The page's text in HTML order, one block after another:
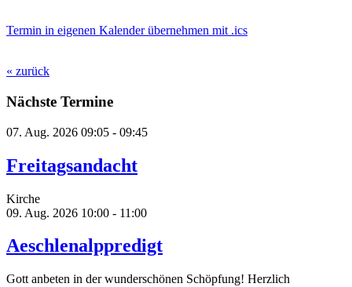
Termin in eigenen Kalender übernehmen mit .ics
« zurück
Nächste Termine
07. Aug. 2026 09:05 - 09:45
Freitagsandacht
Kirche
09. Aug. 2026 10:00 - 11:00
Aeschlenalppredigt
Gott anbeten in der wunderschönen Schöpfung! Herzlich